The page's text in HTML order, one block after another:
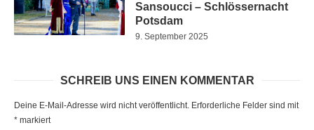
Sansoucci – Schlössernacht
Potsdam
9. September 2025
SCHREIB UNS EINEN KOMMENTAR
Deine E-Mail-Adresse wird nicht veröffentlicht. Erforderliche Felder sind mit
* markiert